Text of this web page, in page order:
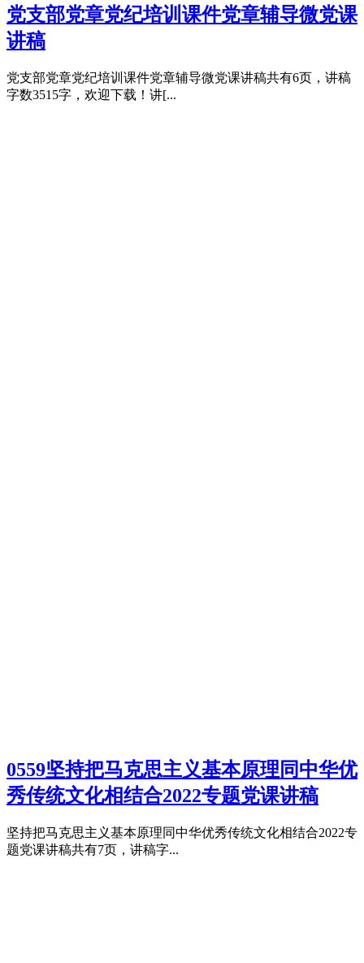
党支部党章党纪培训课件党章辅导微党课
讲稿
党支部党章党纪培训课件党章辅导微党课讲稿共有6页，讲稿
字数3515字，欢迎下载！讲[...
0559坚持把马克思主义基本原理同中华优
秀传统文化相结合2022专题党课讲稿
坚持把马克思主义基本原理同中华优秀传统文化相结合2022专
题党课讲稿共有7页，讲稿字...